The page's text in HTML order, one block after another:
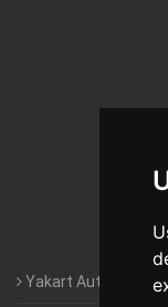
Yakart